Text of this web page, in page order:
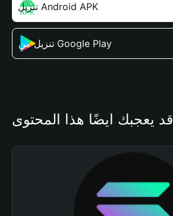
تنزيل Android APK
تنزيل من Google Play
قد يعجبك أيضًا هذا المحتوى